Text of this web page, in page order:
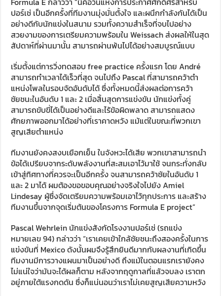
ปอร์เช่ เป็นอีกครั้งที่ทีมงานมุ่งมั่นตั้งใจ และผนึกกำลังกันได้เป็น
อย่างดีกับนักแข่งในสนาม รวมทั้งความสำเร็จที่จบไปอย่าง
สวยงามของการเตรียมความพร้อมใน Weissach ส่งผลให้ในสุด
สัปดาห์ที่ผ่านมานั้น สามารถผ่านพ้นไปได้อย่างสมบูรณ์แบบ
เริ่มตั้งแต่การวิ่งทดสอบ free practice ครั้งแรก โดย André
สามารถทำเวลาได้เร็วที่สุด จนไปถึง Pascal ที่สามารถคว้าตำ
แหน่งโพลในรอบจัดอันดับได้ ซึ่งทั้งหมดนี้ส่งผลต่อการคว้า
ชัยชนะในอันดับ 1 และ 2 เมื่อสิ้นสุดการแข่งขัน นักแข่งทั้งคู่
สามารถขับขี่ได้เป็นอย่างดีและไร้ข้อผิดพลาด สามารถแสดง
ศักยภาพออกมาได้อย่างที่เราคาดหวัง แม้แต่ในขณะที่พวกเขา
สูญเสียตำแหน่ง
ทีมงานยังคงสงบเยือกเย็น ในจังหวะได้เสีย พวกเขาสามารถนำ
ข้อได้เปรียบจากระดับพลังงานที่สะสมเอาไว้มาใช้ จนกระทั่งกลับ
เข้าสู่ทิศทางที่ควรจะเป็นอีกครั้ง จนสามารถคว้าชัยในอันดับ 1
และ 2 มาได้ ผมต้องขอขอบคุณอย่างจริงใจไปยัง Amiel
Lindesay ผู้ซึ่งจัดเตรียมความพร้อมเอาไว้ทุกประการ และสร้าง
ทีมงานขึ้นจากจุดเริ่มต้นของโครงการ Formula E project”
Pascal Wehrlein นักแข่งสังกัดโรงงานปอร์เช่ (รถแข่ง
หมายเลข 94) กล่าวว่า “เราเคยเข้าใกล้ชัยชนะถึงสองครั้งในการ
แข่งขันที่ Mexico ดังนั้นผมจึงรู้สึกยินดีมากกับผลงานที่เกิดขึ้น
ทีมงานมีการวางแผนมาเป็นอย่างดี ถึงแม้ในตอนแรกเรายังคง
ไม่แน่ใจว่ามันจะได้ผลก็ตาม หลังจากฤดูกาลที่แล้วจบลง เราตก
อยู่ภายใต้แรงกดดัน ซึ่งก็แน่นอนว่าเราไม่เคยสูญเสียความหวัง